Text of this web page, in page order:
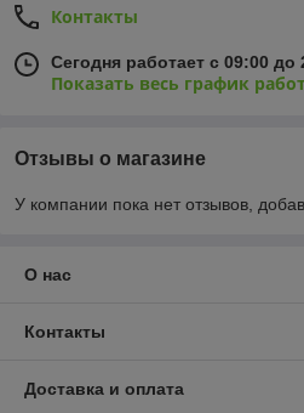
Контакты
Сегодня работает с 09:00 до
Показать весь график
Отзывы о магазине
У компании пока нет отзывов,
О нас
Контакты
Доставка и оплата